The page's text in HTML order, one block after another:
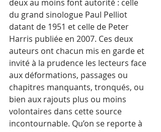
deux au moins font autorité : celle
du grand sinologue Paul Pelliot
datant de 1951 et celle de Peter
Harris publiée en 2007. Ces deux
auteurs ont chacun mis en garde et
invité à la prudence les lecteurs face
aux déformations, passages ou
chapitres manquants, tronqués, ou
bien aux rajouts plus ou moins
volontaires dans cette source
incontournable. Qu’on se reporte à